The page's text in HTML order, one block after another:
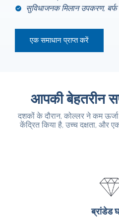
सुविधाजनक मिलान उपकरण,
एक समाधान प्राप्त करें
आपकी बेहतरीन
दशकों के दौरान, कोल्लर ने कम
केंद्रित किया है, उच्च दक्षता, और
ब्रांडेड
ब्रांडेड